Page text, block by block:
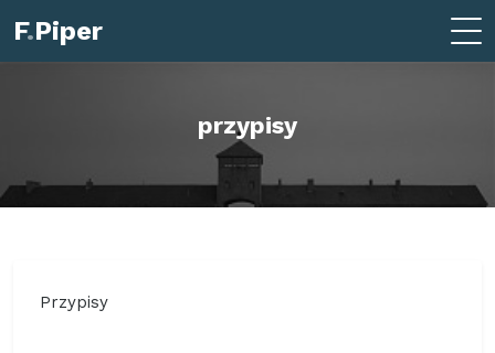
F.Piper
przypisy
Przypisy